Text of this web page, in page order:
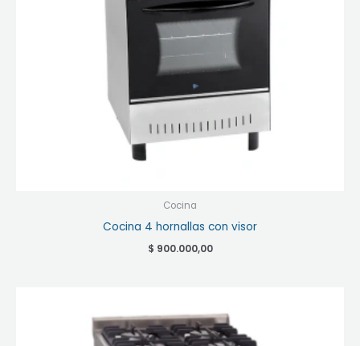
Cocina
Cocina 4 hornallas con visor
$ 900.000,00